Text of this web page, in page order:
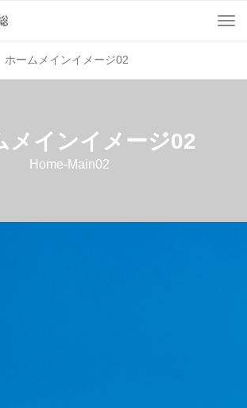
ホームメインイメージ02
メインイメージ02
Home-Main02